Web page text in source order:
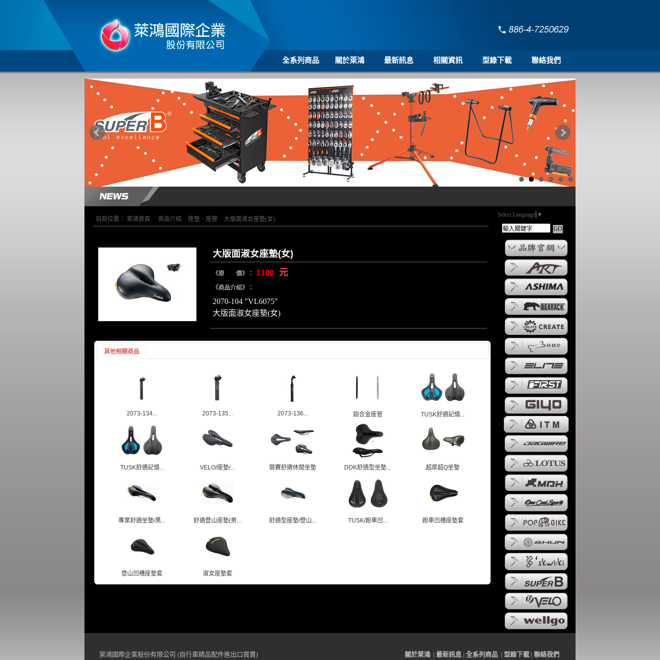
全系列商品 關於萊鴻 最新訊息 相關資訊 型錄下載 聯絡我們
目前位置： 萊鴻首頁 商品介紹 座墊、座管 大版面淑女座墊(女)
大版面淑女座墊(女)
《原 價》： 1100 元
《商品介紹》：
2070-104 "VL6075"
大版面淑女座墊(女)
其他相關商品
2073-134... 2073-135... 2073-136... 鋁合金座管 TUSK舒適記憶...
TUSK舒適記憶... VELO/座墊/... 競賽舒適休閒坐墊 DDK舒適型坐墊... 超厚超Q坐墊
專業舒適坐墊/黑... 舒適登山座墊(男... 舒適型座墊/登山... TUSK/跑車凹... 跑車凹槽座墊套
登山凹槽座墊套 淑女座墊套
Select Language ▼
萊鴻國際企業股份有限公司 (自行車精品配件進出口買賣) 關於萊鴻 | 最新訊息 | 全系列 商品 | 型錄下載 | 聯絡我們